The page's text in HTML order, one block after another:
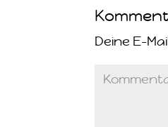
Deine E-